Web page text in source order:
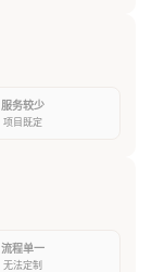
服务较少
项目既定
流程单一
无法定制